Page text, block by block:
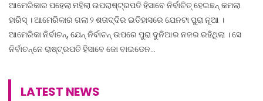
ଆମେରିକାର ପହେଲା ମହିଲା ଉପରାଷ୍ଟ୍ରପତି ହିସାବେ ନିର୍ବାଚିତ୍ ହେଇଛନ୍ କମଲା
ହାରିସ୍ । ଆମେରିକାର ଗଲା ୨ ଶତାଦ୍ଦିର ଇତିହାସରେ ଯେନଟା ପୁରା ନୂଆ ।
ଆମେରିକା ନିର୍ବାଚନ୍, ଯେନ୍ ନିର୍ବାଚନ୍ ଉପରେ ପୁରା ଦୁନିଆର ନଜର ରହିଥିଲା । ସେ
ନିର୍ବାଚନ୍ନେ ରାଷ୍ଟ୍ରପତି ହିସାବେ ଜୋ ବାଇଡେନ…
LATEST NEWS